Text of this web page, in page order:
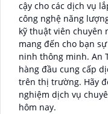
cậy cho các dịch vụ
công nghệ năng
kỹ thuật viên chuyên
mang đến cho bạn
ninh thông minh. An
hàng đầu cung cấp
trên thị trường. Hãy
nghiệm dịch vụ
hôm nay.